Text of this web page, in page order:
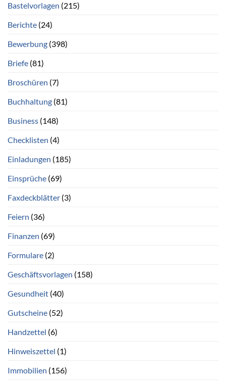
Bastelvorlagen (215)
Berichte (24)
Bewerbung (398)
Briefe (81)
Broschüren (7)
Buchhaltung (81)
Business (148)
Checklisten (4)
Einladungen (185)
Einsprüche (69)
Faxdeckblätter (3)
Feiern (36)
Finanzen (69)
Formulare (2)
Geschäftsvorlagen (158)
Gesundheit (40)
Gutscheine (52)
Handzettel (6)
Hinweiszettel (1)
Immobilien (156)